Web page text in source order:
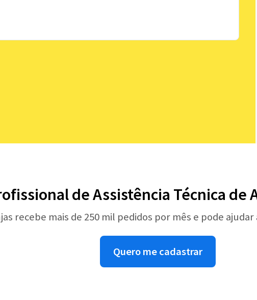
de Assistência Técnica de
recebe mais de 250 mil pedidos por mês e pode
Quero me cadastrar